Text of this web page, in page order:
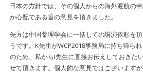
日本の方針では、その個人からの海外渡航の
か心配である旨の意見を頂きました。
先方は中国薬理学会に一括しての講演依頼を
うです。K先生がWCP2018事務局に持ち帰ら
のため、私からI先生に直接お伝えしておきた
せて頂きます。個人的な意見ではございます